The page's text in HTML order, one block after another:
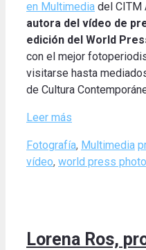
en Multimedia del CITM
autora del vídeo de
edición del World
con el mejor
visitarse hasta
de Cultura
Leer más
Categories
Fotografía, Multimedia
vídeo, world press photo
Lorena Ros,